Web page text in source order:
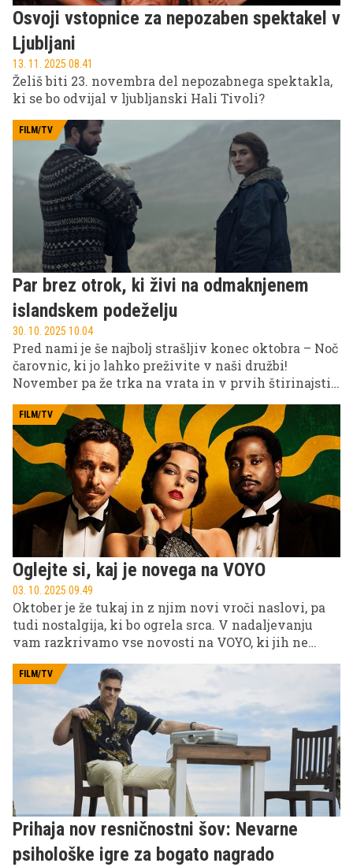
Osvoji vstopnice za nepozaben spektakel v
Ljubljani
13. 11. 2025 08.41
Želiš biti 23. novembra del nepozabnega spektakla,
ki se bo odvijal v ljubljanski Hali Tivoli?
FILM/TV
Par brez otrok, ki živi na odmaknjenem
islandskem podeželju
30. 10. 2025 10.04
Pred nami je še najbolj strašljiv konec oktobra – Noč
čarovnic, ki jo lahko preživite v naši družbi!
November pa že trka na vrata in v prvih štirinajstih
FILM/TV
Oglejte si, kaj je novega na VOYO
03. 10. 2025 09.49
Oktober je že tukaj in z njim novi vroči naslovi, pa
tudi nostalgija, ki bo ogrela srca. V nadaljevanju
vam razkrivamo vse novosti na VOYO, ki jih ne
FILM/TV
Prihaja nov resničnostni šov: Nevarne
psihološke igre za bogato nagrado